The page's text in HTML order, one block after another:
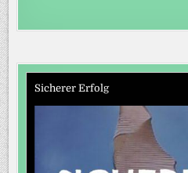
Sicherer Erfolg